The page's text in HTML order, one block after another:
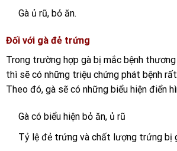
Gà ủ rũ, bỏ ăn.
Đối với gà đẻ trứng
Trong trường hợp gà bị mắc bệnh
thì sẽ có những triệu chứng phát bệnh
Theo đó, gà sẽ có những biểu hiện điển
Gà có biểu hiện bỏ ăn, ủ rũ
Tỷ lệ đẻ trứng và chất lượng trứng bị